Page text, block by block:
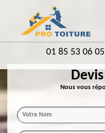
01 85 53 06 05
Nous vous